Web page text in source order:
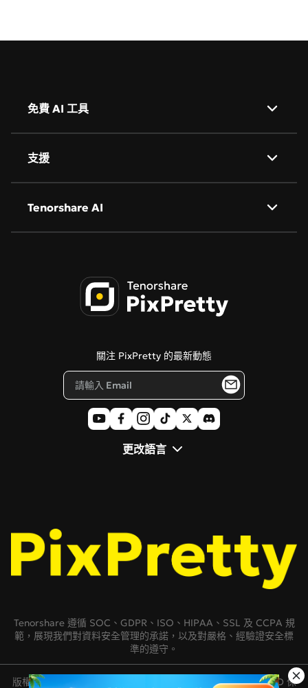
關注 PixPretty 的最新動態
更改語言
免費 AI 工具
AI 人像精修
AI 物件移除
支援
Cookie 政策
Tenorshare AI
Tenorshare AI 圖像檢測器
PDNob 線上編輯器
Tenorshare 遵循 SOC、GDPR、ISO、HIPAA、SSL 及 CCPA 規
範，展現我們對資料安全管理的承諾，以及對嚴格、經驗證安全標
準的遵守。
版權所有 © 2007-2026 TENORSHARE(HONGKONG)LIMITED 保